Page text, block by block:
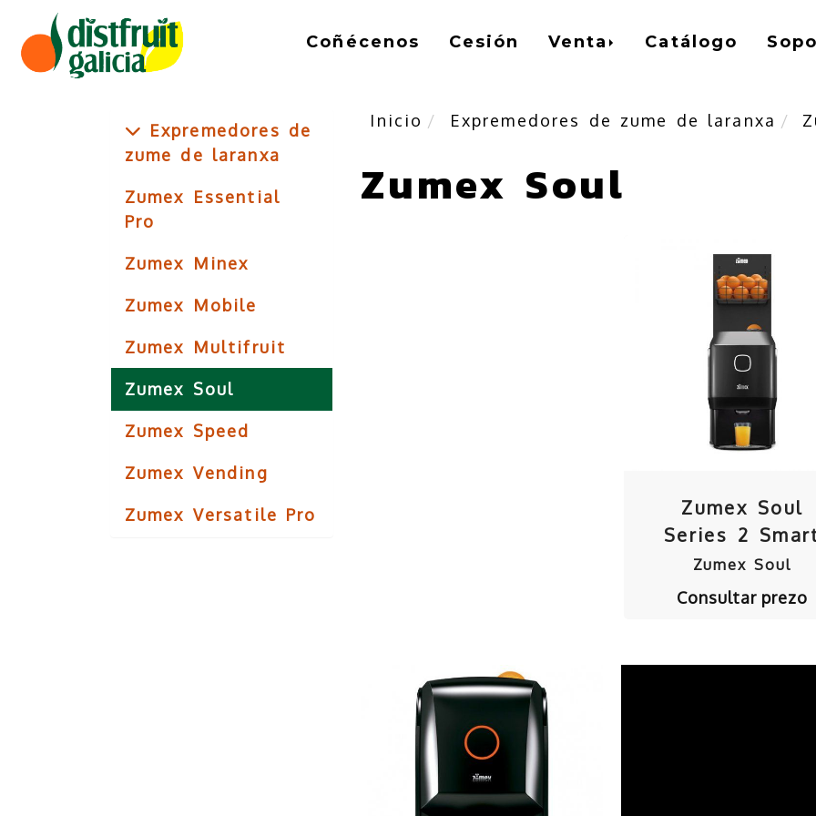
Coñécenos Cesión Venta Catálogo
Expremedores de
zume de laranxa
Zumex Essential
Pro
Zumex Minex
Zumex Mobile
Zumex Multifruit
Zumex Soul
Zumex Speed
Zumex Vending
Zumex Versatile Pro
Inicio Expremedores de zume de laranxa
Zumex Soul
Zumex Soul
Series 2
Zumex Soul
Consultar prezo